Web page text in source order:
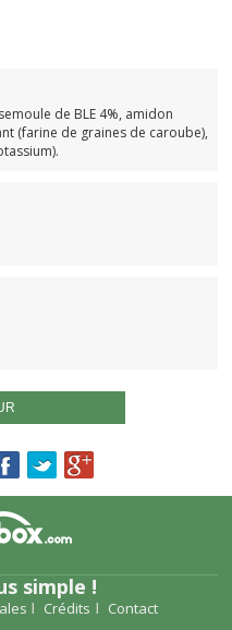
de BLE 4%, amidon
(farine de graines de caroube),
simple !
Crédits Contact